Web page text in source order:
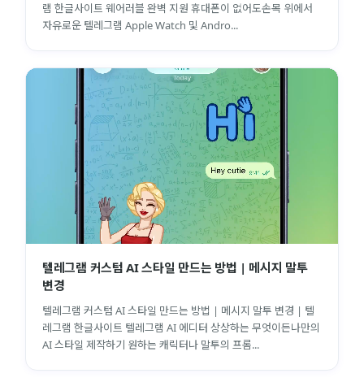
램 한글사이트 웨어러블 완벽 지원 휴대폰이 없어도손목 위에서
자유로운 텔레그램 Apple Watch 및 Andro...
텔레그램 커스텀 AI 스타일 만드는 방법 | 메시지 말투
변경
텔레그램 커스텀 AI 스타일 만드는 방법 | 메시지 말투 변경 | 텔
레그램 한글사이트 텔레그램 AI 에디터 상상하는 무엇이든나만의
AI 스타일 제작하기 원하는 캐릭터나 말투의 프롬...